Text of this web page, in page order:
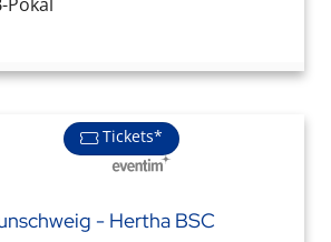
Tickets*
- Hertha BSC